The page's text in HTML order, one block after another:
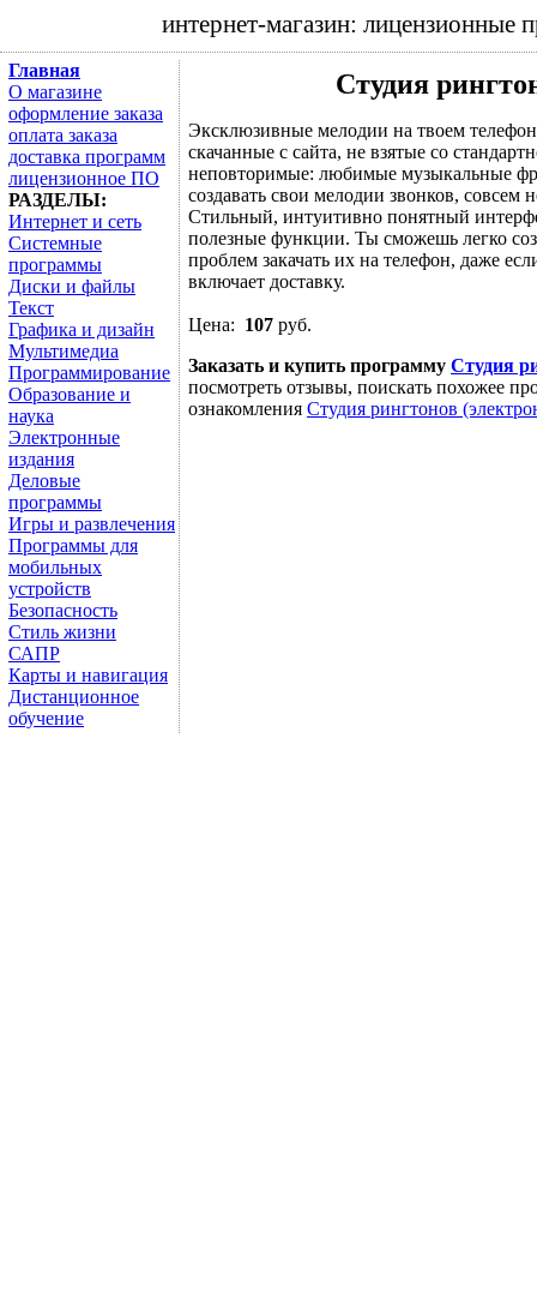
интернет-магазин:
Главная
О магазине
оформление заказа
оплата заказа
доставка программ
лицензионное ПО
РАЗДЕЛЫ:
Интернет и сеть
Системные
программы
Диски и файлы
Текст
Графика и дизайн
Мультимедиа
Программирование
Образование и
наука
Электронные
издания
Деловые
программы
Игры и развлечения
Программы для
мобильных
устройств
Безопасность
Стиль жизни
САПР
Карты и навигация
Дистанционное
обучение
Студия
Эксклюзивные мелодии на твоем
скачанные с сайта, не взятые со
неповторимые: любимые музыкальные
создавать свои мелодии звонков, совсем
Стильный, интуитивно понятный
полезные функции. Ты сможешь легко
проблем закачать их на телефон, даже
включает доставку.
Цена: 107 руб.
Заказать и купить программу Студия
посмотреть отзывы, поискать похожее
ознакомления Студия рингтонов